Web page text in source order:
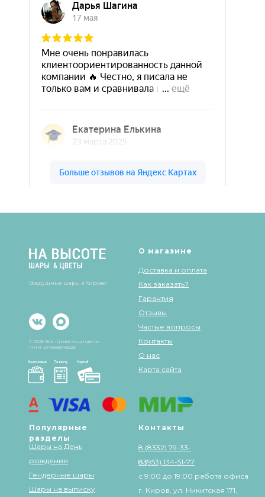
О магазине
Доставка и оплата
Популярные
разделы
Шары на День
рождения
Контакты
© 2025 Все права защищены
Как заказать?
Гарантия
Отзывы
Частые вопросы
Контакты
О нас
Гендерные шары
Шары на выписку
8 (8332) 79-33-
83
8 (953) 134-51-77
с 9:00 до 19:00 работа офиса
г. Киров, ул. Никитская 171,
ИНН 434568848226
Карта сайта
Воздушные шары в Кирове!